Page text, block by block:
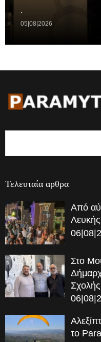
.
05|08|2026
Τελευταία αρθρα
Από
Στο
το